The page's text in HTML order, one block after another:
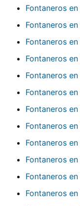
Fontaneros en
Fontaneros en
Fontaneros en
Fontaneros en
Fontaneros en
Fontaneros en
Fontaneros en
Fontaneros en
Fontaneros en
Fontaneros en
Fontaneros en
Fontaneros en